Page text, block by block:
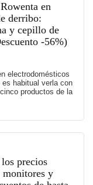
en
derribo:
y cepillo de
-56%)
electrodomésticos
habitual verla con
productos de la
precios
y